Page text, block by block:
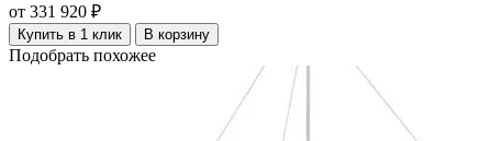
от 331 920 ₽
Купить в 1 клик В корзину
Подобрать похожее